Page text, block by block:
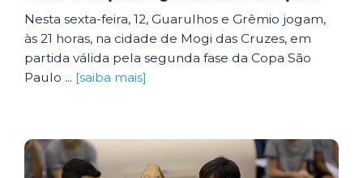
Nesta sexta-feira, 12, Guarulhos e Grêmio jogam,
às 21 horas, na cidade de Mogi das Cruzes, em
partida válida pela segunda fase da Copa São
Paulo ... [saiba mais]